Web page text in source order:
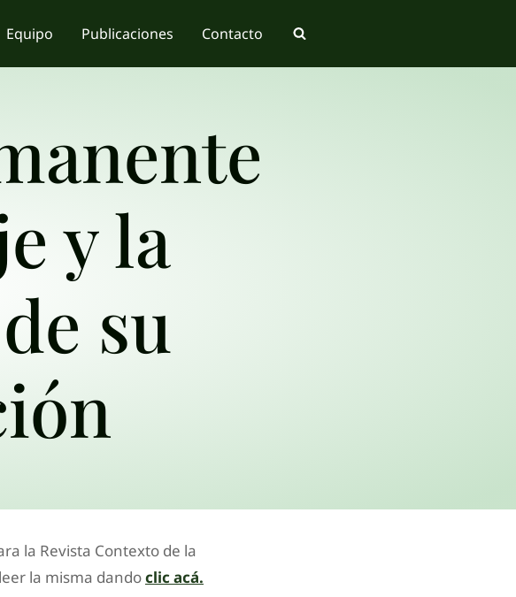
Equipo Publicaciones Contacto
y la
su
la Revista Contexto de la
la misma dandoclic acá.